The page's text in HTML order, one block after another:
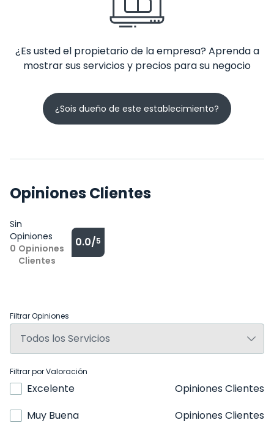
¿Es usted el propietario de la empresa? Aprenda a
mostrar sus servicios y precios para su negocio
¿Sois dueño de este establecimiento?
Opiniones Clientes
Sin
Opiniones
0 Opiniones
Clientes
0.0/5
Filtrar Opiniones
Filtrar por Valoración
Excelente
Opiniones Clientes
Muy Buena
Opiniones Clientes